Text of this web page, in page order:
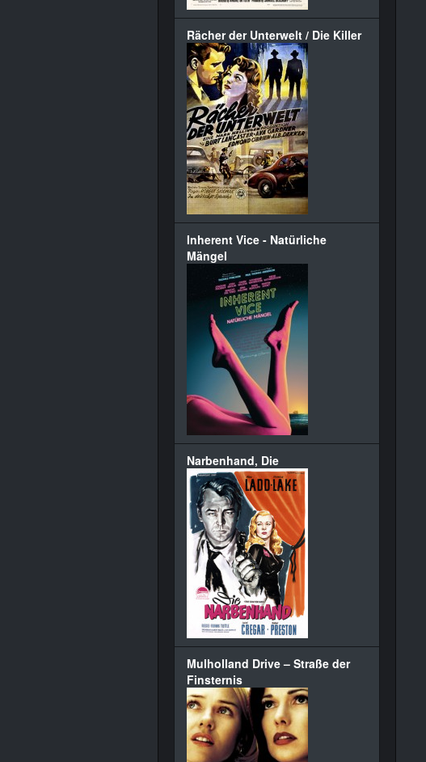
Rächer der Unterwelt / Die Killer
Inherent Vice - Natürliche
Mängel
Narbenhand, Die
Mulholland Drive – Straße der
Finsternis